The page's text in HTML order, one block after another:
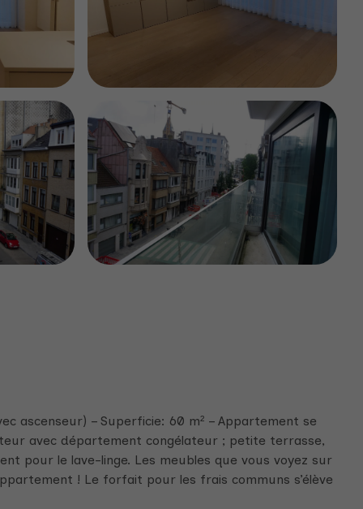
ascenseur) – Superficie: 60 m² – Appartement se
avec département congélateur ; petite terrasse,
pour le lave-linge. Les meubles que vous voyez sur
! Le forfait pour les frais communs s’élève